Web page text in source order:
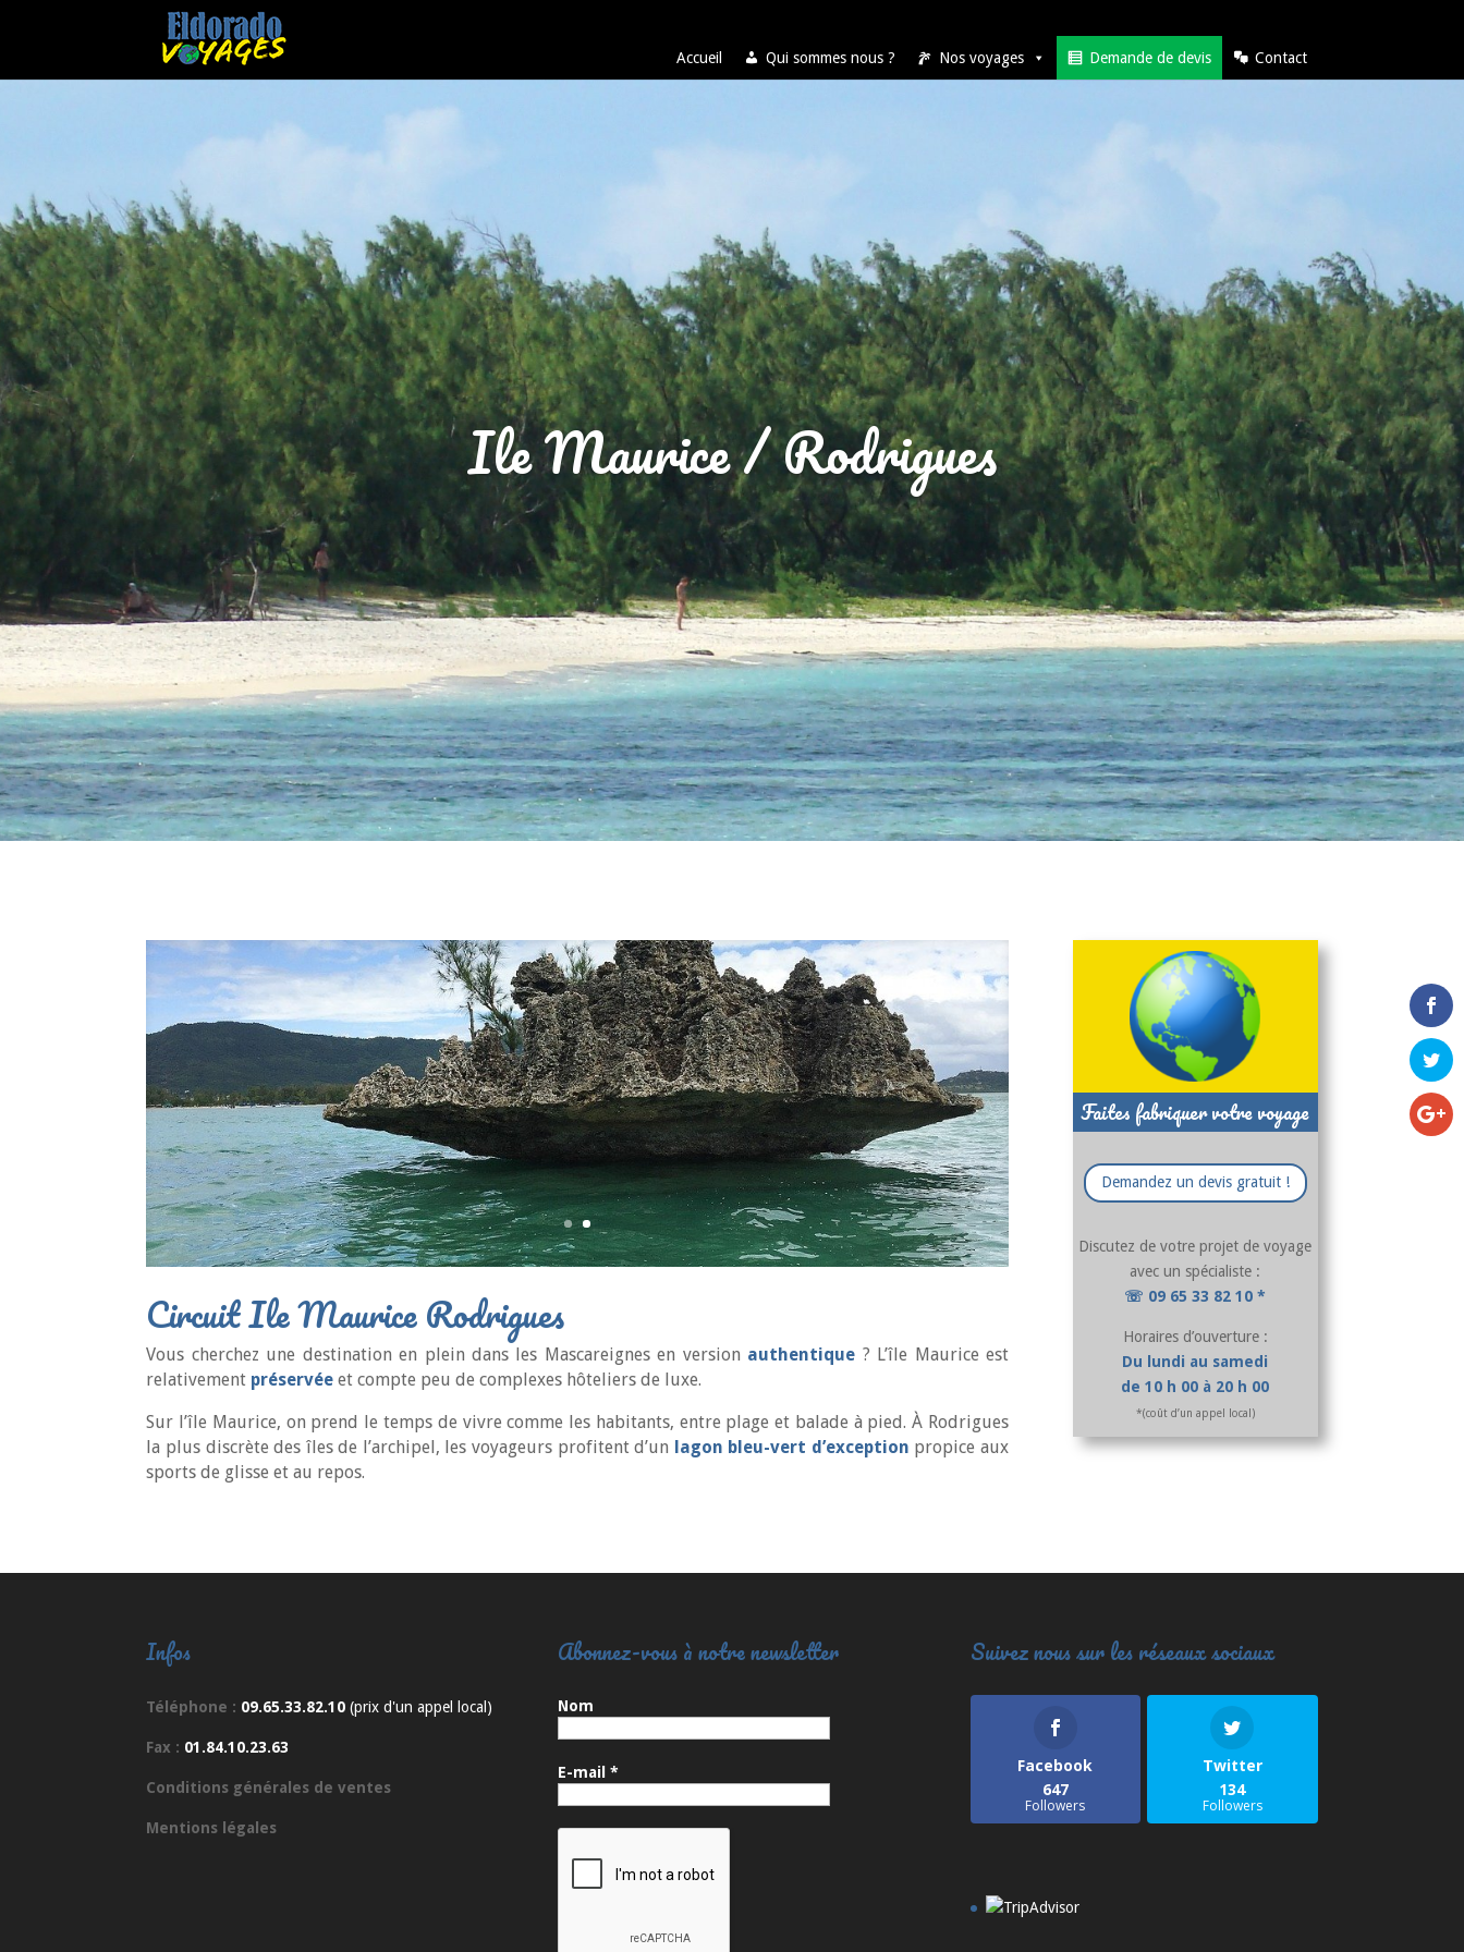
Accueil Qui sommes nous ? Nos voyages Demande de devis Contact
Ile Maurice / Rodrigues
Circuit Ile Maurice Rodrigues
Vous cherchez une destination en plein dans les Mascareignes en version authentique ? L’île Maurice est
relativement préservée et compte peu de complexes hôteliers de luxe.
Sur l’île Maurice, on prend le temps de vivre comme les habitants, entre plage et balade à pied. À Rodrigues
la plus discrète des îles de l’archipel, les voyageurs profitent d’un
lagon bleu-vert d’exception propice aux
sports de glisse et au repos.
Faites fabriquer votre voyage
Demandez un devis gratuit !
Discutez de votre projet de voyage
avec un spécialiste :
☏ 09 65 33 82 10 *
Horaires d’ouverture :
Du lundi au samedi
de 10 h 00 à 20 h 00
*(coût d’un appel local)
Infos
Téléphone : 09.65.33.82.10 (prix d'un appel local)
Fax : 01.84.10.23.63
Conditions générales de ventes
Mentions légales
Abonnez-vous à notre newsletter
Nom
E-mail*
Suivez nous sur les réseaux sociaux
Facebook
647
Followers
Twitter
134
Followers